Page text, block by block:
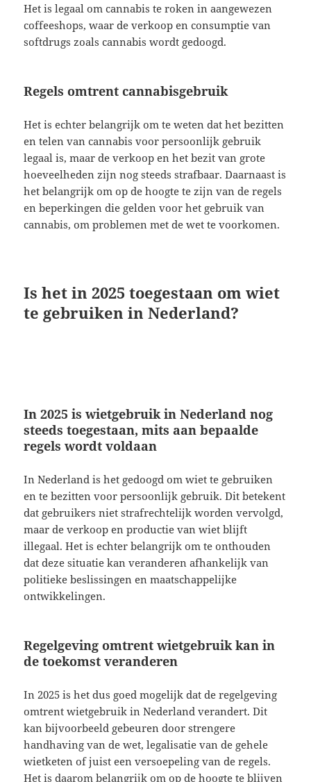
Het is legaal om cannabis te roken in aangewezen
coffeeshops, waar de verkoop en consumptie van
softdrugs zoals cannabis wordt gedoogd.
Regels omtrent cannabisgebruik
Het is echter belangrijk om te weten dat het bezitten
en telen van cannabis voor persoonlijk gebruik
legaal is, maar de verkoop en het bezit van grote
hoeveelheden zijn nog steeds strafbaar. Daarnaast is
het belangrijk om op de hoogte te zijn van de regels
en beperkingen die gelden voor het gebruik van
cannabis, om problemen met de wet te voorkomen.
Is het in 2025 toegestaan om wiet
te gebruiken in Nederland?
In 2025 is wietgebruik in Nederland nog
steeds toegestaan, mits aan bepaalde
regels wordt voldaan
In Nederland is het gedoogd om wiet te gebruiken
en te bezitten voor persoonlijk gebruik. Dit betekent
dat gebruikers niet strafrechtelijk worden vervolgd,
maar de verkoop en productie van wiet blijft
illegaal. Het is echter belangrijk om te onthouden
dat deze situatie kan veranderen afhankelijk van
politieke beslissingen en maatschappelijke
ontwikkelingen.
Regelgeving omtrent wietgebruik kan in
de toekomst veranderen
In 2025 is het dus goed mogelijk dat de regelgeving
omtrent wietgebruik in Nederland verandert. Dit
kan bijvoorbeeld gebeuren door strengere
handhaving van de wet, legalisatie van de gehele
wietketen of juist een versoepeling van de regels.
Het is daarom belangrijk om op de hoogte te blijven